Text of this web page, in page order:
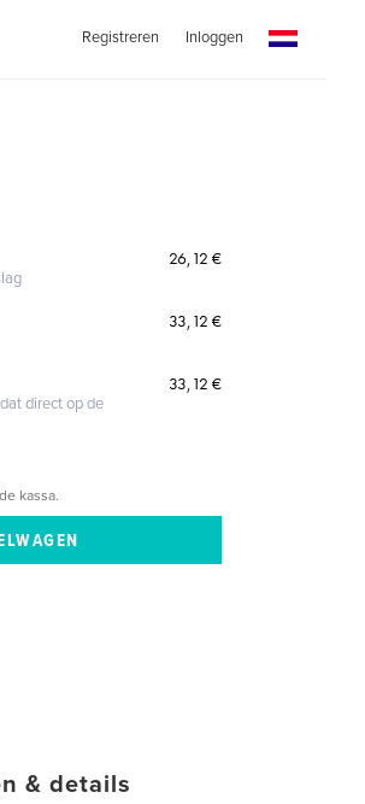
Registreren Inloggen
26,12 €
33,12 €
direct op de
33,12 €
kassa.
& details